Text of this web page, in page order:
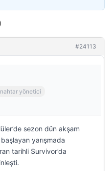
#24113
yönetici
sezon dün akşam
yarışmada
tarihli Survivor’da